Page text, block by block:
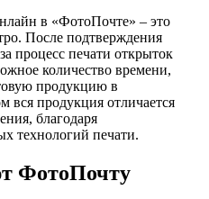
в «ФотоПочте» – это
После подтверждения
процесс печати открыток
количество времени,
продукцию в
вся продукция отличается
благодаря
технологий печати.
ФотоПочту